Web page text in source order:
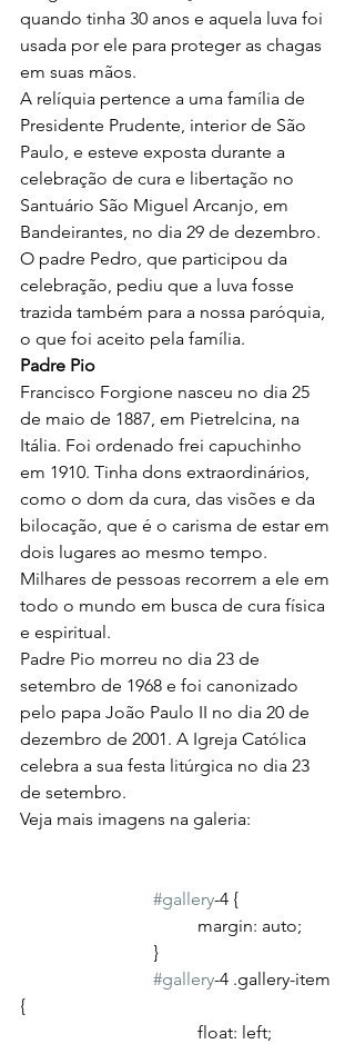
quando tinha 30 anos e aquela luva foi
usada por ele para proteger as chagas
em suas mãos.
A relíquia pertence a uma família de
Presidente Prudente, interior de São
Paulo, e esteve exposta durante a
celebração de cura e libertação no
Santuário São Miguel Arcanjo, em
Bandeirantes, no dia 29 de dezembro.
O padre Pedro, que participou da
celebração, pediu que a luva fosse
trazida também para a nossa paróquia,
o que foi aceito pela família.
Padre Pio
Francisco Forgione nasceu no dia 25
de maio de 1887, em Pietrelcina, na
Itália. Foi ordenado frei capuchinho
em 1910. Tinha dons extraordinários,
como o dom da cura, das visões e da
bilocação, que é o carisma de estar em
dois lugares ao mesmo tempo.
Milhares de pessoas recorrem a ele em
todo o mundo em busca de cura física
e espiritual.
Padre Pio morreu no dia 23 de
setembro de 1968 e foi canonizado
pelo papa João Paulo II no dia 20 de
dezembro de 2001. A Igreja Católica
celebra a sua festa litúrgica no dia 23
de setembro.
Veja mais imagens na galeria:
#gallery-4 {
				margin: auto;
			}
#gallery-4 .gallery-item
{
				float: left;